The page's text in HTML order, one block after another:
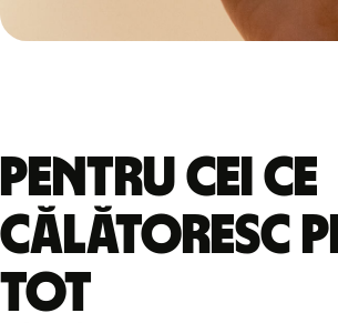
Pentru cei ce
călătoresc
tot